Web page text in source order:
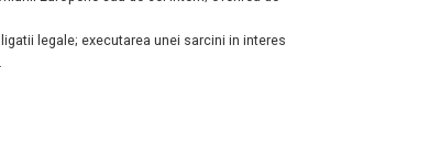
legale; executarea unei sarcini in interes